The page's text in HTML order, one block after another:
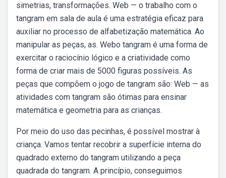
simetrias, transformações. Web — o trabalho com o
tangram em sala de aula é uma estratégia eficaz para
auxiliar no processo de alfabetização matemática. Ao
manipular as peças, as. Webo tangram é uma forma de
exercitar o raciocínio lógico e a criatividade como
forma de criar mais de 5000 figuras possíveis. As
peças que compõem o jogo de tangram são: Web — as
atividades com tangram são ótimas para ensinar
matemática e geometria para as crianças.
Por meio do uso das pecinhas, é possível mostrar à
criança. Vamos tentar recobrir a superfície interna do
quadrado externo do tangram utilizando a peça
quadrada do tangram. A princípio, conseguimos